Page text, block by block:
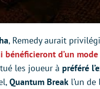
, Remedy aurait
bénéficieront d’un
les joueur à préféré
Quantum Break l’un